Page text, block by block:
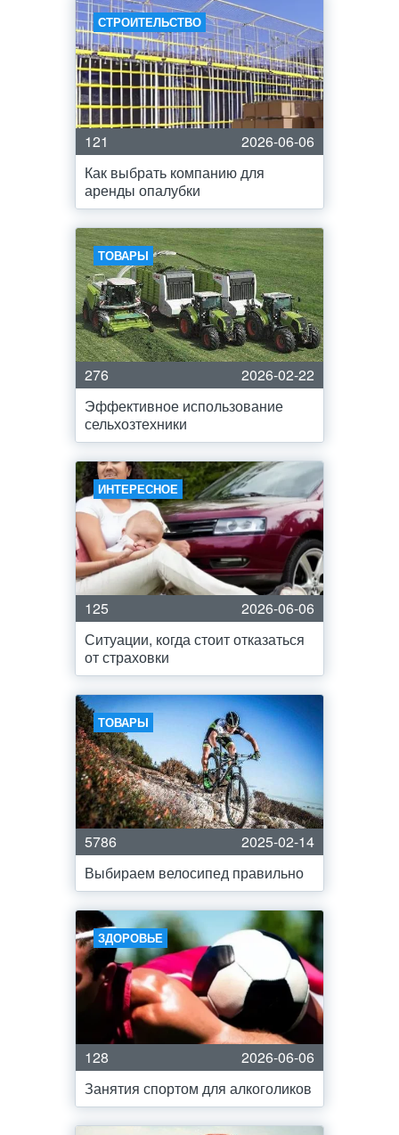
СТРОИТЕЛЬСТВО
121
2026-06-06
Как выбрать компанию для
аренды опалубки
ТОВАРЫ
276
2026-02-22
Эффективное использование
сельхозтехники
ИНТЕРЕСНОЕ
125
2026-06-06
Ситуации, когда стоит отказаться
от страховки
ТОВАРЫ
5786
2025-02-14
Выбираем велосипед правильно
ЗДОРОВЬЕ
128
2026-06-06
Занятия спортом для алкоголиков